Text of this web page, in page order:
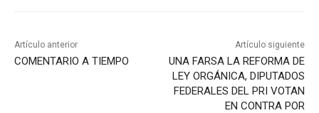
Artículo anterior
COMENTARIO A TIEMPO
Artículo siguiente
UNA FARSA LA REFORMA DE
LEY ORGÁNICA, DIPUTADOS
FEDERALES DEL PRI VOTAN
EN CONTRA POR